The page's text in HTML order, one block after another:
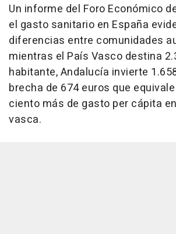
Un informe del Foro Económico
el gasto sanitario en España
diferencias entre comunidades
mientras el País Vasco destina
habitante, Andalucía invierte
brecha de 674 euros que
ciento más de gasto per cápita
vasca.